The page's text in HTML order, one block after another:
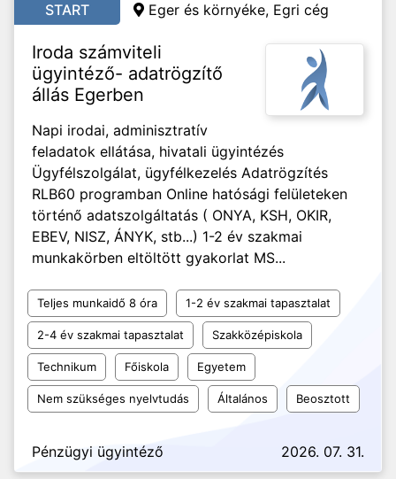
START Eger és környéke, Egri cég
Iroda számviteli
ügyintéző- adatrögzítő
állás Egerben
Napi irodai, adminisztratív
feladatok ellátása, hivatali ügyintézés
Ügyfélszolgálat, ügyfélkezelés Adatrögzítés
RLB60 programban Online hatósági felületeken
történő adatszolgáltatás ( ONYA, KSH, OKIR,
EBEV, NISZ, ÁNYK, stb...) 1-2 év szakmai
munkakörben eltöltött gyakorlat MS...
Teljes munkaidő 8 óra 1-2 év szakmai tapasztalat
2-4 év szakmai tapasztalat Szakközépiskola
Technikum Főiskola Egyetem
Nem szükséges nyelvtudás Általános Beosztott
Pénzügyi ügyintéző 2026. 07. 31.